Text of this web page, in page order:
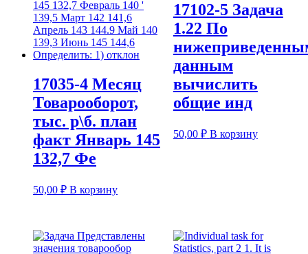
17035-4 Месяц
Товарооборот,
тыс. р\б. план
факт Январь 145
132,7 Фе
50,00 ₽ В корзину
17102-5 Задача
1.22 По
данным
вычислить
общие инд
50,00 ₽ В корзину